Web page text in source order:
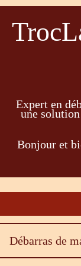
Expert en
une
Bonjour et
Débarras de